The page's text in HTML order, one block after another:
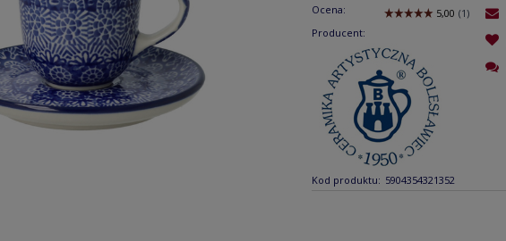
Ocena:
Producent:
Kod produktu: 5904354321352